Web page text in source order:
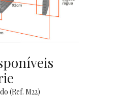
(Ref. M22)